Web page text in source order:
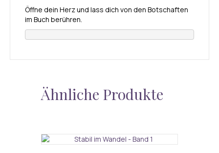
Öffne dein Herz und lass dich von den Botschaften
im Buch berühren.
Ähnliche Produkte